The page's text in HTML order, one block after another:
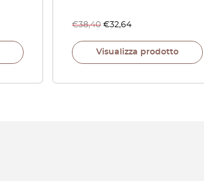
€38,40 €32,64
Visualizza prodotto